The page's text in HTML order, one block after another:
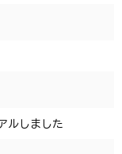
ルしました